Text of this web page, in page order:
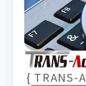
TRANS-